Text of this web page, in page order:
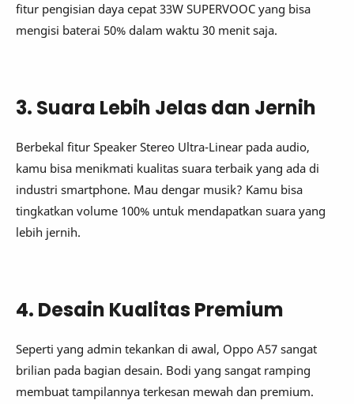
fitur pengisian daya cepat 33W SUPERVOOC yang bisa
mengisi baterai 50% dalam waktu 30 menit saja.
3. Suara Lebih Jelas dan Jernih
Berbekal fitur Speaker Stereo Ultra-Linear pada audio,
kamu bisa menikmati kualitas suara terbaik yang ada di
industri smartphone. Mau dengar musik? Kamu bisa
tingkatkan volume 100% untuk mendapatkan suara yang
lebih jernih.
4. Desain Kualitas Premium
Seperti yang admin tekankan di awal, Oppo A57 sangat
brilian pada bagian desain. Bodi yang sangat ramping
membuat tampilannya terkesan mewah dan premium.